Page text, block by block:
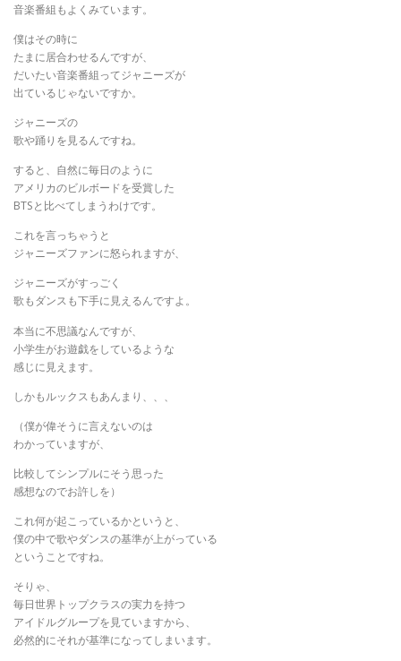
音楽番組もよくみています。
僕はその時に
たまに居合わせるんですが、
だいたい音楽番組ってジャニーズが
出ているじゃないですか。
ジャニーズの
歌や踊りを見るんですね。
すると、自然に毎日のように
アメリカのビルボードを受賞した
BTSと比べてしまうわけです。
これを言っちゃうと
ジャニーズファンに怒られますが、
ジャニーズがすっごく
歌もダンスも下手に見えるんですよ。
本当に不思議なんですが、
小学生がお遊戯をしているような
感じに見えます。
しかもルックスもあんまり、、、
（僕が偉そうに言えないのは
わかっていますが、
比較してシンプルにそう思った
感想なのでお許しを）
これ何が起こっているかというと、
僕の中で歌やダンスの基準が上がっている
ということですね。
そりゃ、
毎日世界トップクラスの実力を持つ
アイドルグループを見ていますから、
必然的にそれが基準になってしまいます。